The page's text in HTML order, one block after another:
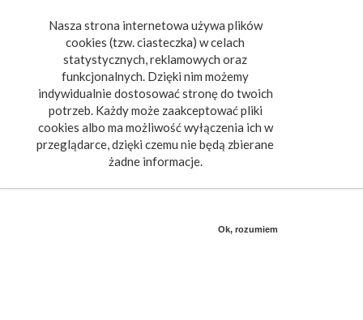
Nasza strona internetowa używa plików
cookies (tzw. ciasteczka) w celach
statystycznych, reklamowych oraz
funkcjonalnych. Dzięki nim możemy
indywidualnie dostosować stronę do twoich
potrzeb. Każdy może zaakceptować pliki
cookies albo ma możliwość wyłączenia ich w
przeglądarce, dzięki czemu nie będą zbierane
żadne informacje.
Ok, rozumiem